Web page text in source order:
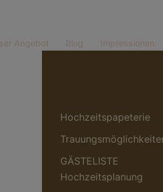
Angebot Blog Impressionen
Hochzeitspapeterie
GÄSTELISTE
Hochzeitsplanung